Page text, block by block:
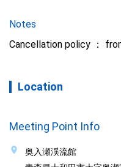
Notes
Cancellation policy ：
Location
Meeting Point Info
奥入瀬渓流館